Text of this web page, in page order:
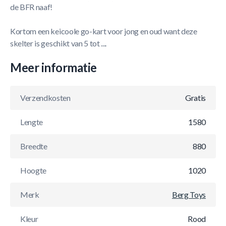
de BFR naaf!
Kortom een keicoole go-kart voor jong en oud want deze
skelter is geschikt van 5 tot ....
Meer informatie
Verzendkosten Gratis
Lengte 1580
Breedte 880
Hoogte 1020
Merk Berg Toys
Kleur Rood